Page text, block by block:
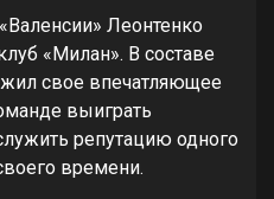
Леонтенко
«Милан». В составе
свое впечатляющее
выиграть
репутацию одного
времени.